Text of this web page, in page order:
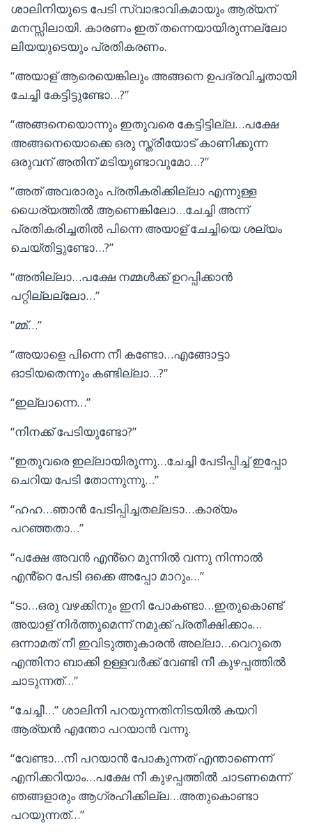
ശാലിനിയുടെ പേടി സ്വാഭാവികമായും ആര്യന്
മനസ്സിലായി. കാരണം ഇത് തന്നെയായിരുന്നല്ലോ
ലിയയുടെയും പ്രതികരണം.
“അയാള് ആരെയെങ്കിലും അങ്ങനെ ഉപദ്രവിച്ചതായി
ചേച്ചി കേട്ടിട്ടുണ്ടോ…?”
“അങ്ങനെയൊന്നും ഇതുവരെ കേട്ടിട്ടില്ല…പക്ഷേ
അങ്ങനെയൊക്കെ ഒരു സ്ത്രീയോട് കാണിക്കുന്ന
ഒരുവന് അതിന് മടിയുണ്ടാവുമോ…?”
“അത് അവരാരും പ്രതികരിക്കില്ലാ എന്നുള്ള
ധൈര്യത്തിൽ ആണെങ്കിലോ…ചേച്ചി അന്ന്
പ്രതികരിച്ചതിൽ പിന്നെ അയാള് ചേച്ചിയെ ശല്യം
ചെയ്തിട്ടുണ്ടോ…?”
“അതില്ലാ…പക്ഷേ നമ്മൾക്ക് ഉറപ്പിക്കാൻ
പറ്റില്ലല്ലോ…”
“മ്മ്…”
“അയാളെ പിന്നെ നീ കണ്ടോ…എങ്ങോട്ടാ
ഓടിയതെന്നും കണ്ടില്ലാ…?”
“ഇല്ലാന്നെ…”
“നിനക്ക് പേടിയുണ്ടോ?”
“ഇതുവരെ ഇല്ലായിരുന്നു…ചേച്ചി പേടിപ്പിച്ച് ഇപ്പോ
ചെറിയ പേടി തോന്നുന്നു…”
“ഹഹ…ഞാൻ പേടിപ്പിച്ചതല്ലടാ…കാര്യം
പറഞ്ഞതാ…”
“പക്ഷേ അവൻ എൻ്റെ മുന്നിൽ വന്നു നിന്നാൽ
എൻ്റെ പേടി ഒക്കെ അപ്പോ മാറും…”
“ടാ…ഒരു വഴക്കിനും ഇനി പോകണ്ടാ…ഇതുകൊണ്ട്
അയാള് നിർത്തുമെന്ന് നമുക്ക് പ്രതീക്ഷിക്കാം…
ഒന്നാമത് നീ ഇവിടുത്തുകാരൻ അല്ലാ…വെറുതെ
എന്തിനാ ബാക്കി ഉള്ളവർക്ക് വേണ്ടി നീ കുഴപ്പത്തിൽ
ചാടുന്നത്…”
“ചേച്ചീ…” ശാലിനി പറയുന്നതിനിടയിൽ കയറി
ആര്യൻ എന്തോ പറയാൻ വന്നു.
“വേണ്ടാ…നീ പറയാൻ പോകുന്നത് എന്താണെന്ന്
എനിക്കറിയാം…പക്ഷേ നീ കുഴപ്പത്തിൽ ചാടണമെന്ന്
ഞങ്ങളാരും ആഗ്രഹിക്കില്ല…അതുകൊണ്ടാ
പറയുന്നത്…”